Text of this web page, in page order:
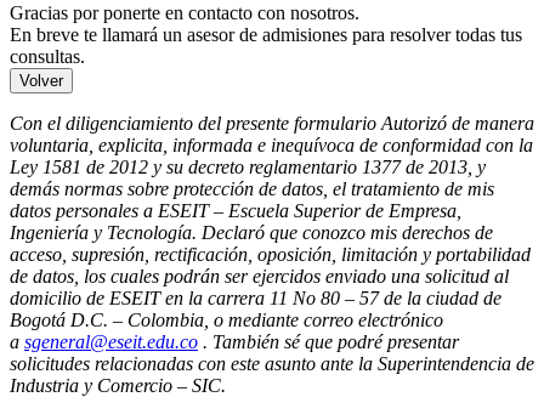
Gracias por ponerte en contacto con nosotros.
En breve te llamará un asesor de admisiones para resolver todas tus
consultas.
Volver
Con el diligenciamiento del presente formulario Autorizó de manera
voluntaria, explicita, informada e inequívoca de conformidad con la
Ley 1581 de 2012 y su decreto reglamentario 1377 de 2013, y
demás normas sobre protección de datos, el tratamiento de mis
datos personales a ESEIT – Escuela Superior de Empresa,
Ingeniería y Tecnología. Declaró que conozco mis derechos de
acceso, supresión, rectificación, oposición, limitación y portabilidad
de datos, los cuales podrán ser ejercidos enviado una solicitud al
domicilio de ESEIT en la carrera 11 No 80 – 57 de la ciudad de
Bogotá D.C. – Colombia, o mediante correo electrónico
a sgeneral@eseit.edu.co . También sé que podré presentar
solicitudes relacionadas con este asunto ante la Superintendencia de
Industria y Comercio – SIC.